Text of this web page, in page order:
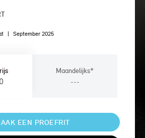
| September 2025
Maandelijks*
---
EEN PROEFRIT